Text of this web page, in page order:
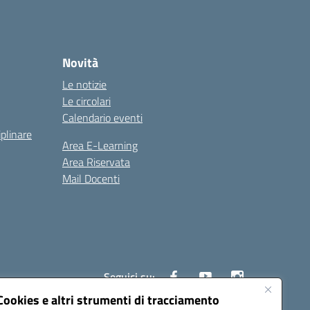
e altri strumenti di tracciamento
Novità
Le notizie
Le circolari
Calendario eventi
Area E-Learning
Area Riservata
Mail Docenti
Seguici su: